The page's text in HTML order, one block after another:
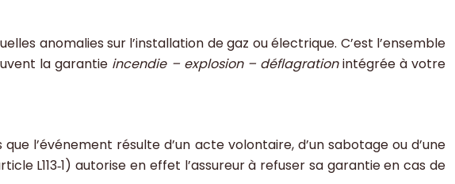
anomalies sur l’installation de gaz ou électrique. C’est l’ensemble
la garantie incendie – explosion – déflagrationintégrée à votre
que l’événement résulte d’un acte volontaire, d’un sabotage ou d’une
L113‑1) autorise en effet l’assureur à refuser sa garantie en cas de